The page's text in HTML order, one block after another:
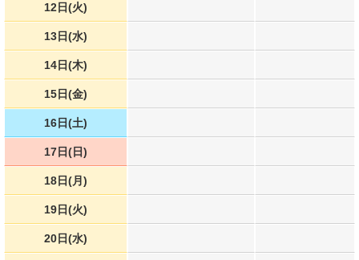
12日(火)
13日(水)
14日(木)
15日(金)
16日(土)
17日(日)
18日(月)
19日(火)
20日(水)